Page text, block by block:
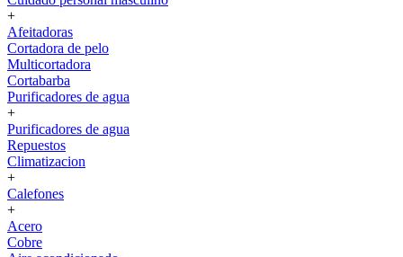
+
Afeitadoras
Cortadora de pelo
Multicortadora
Cortabarba
Purificadores de agua
+
Purificadores de agua
Repuestos
Climatizacion
+
Calefones
+
Acero
Cobre